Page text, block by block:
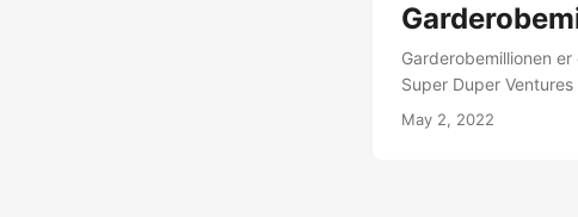
Garderobemillionen
Super Duper
gjennomføring. 10
May 2, 2022